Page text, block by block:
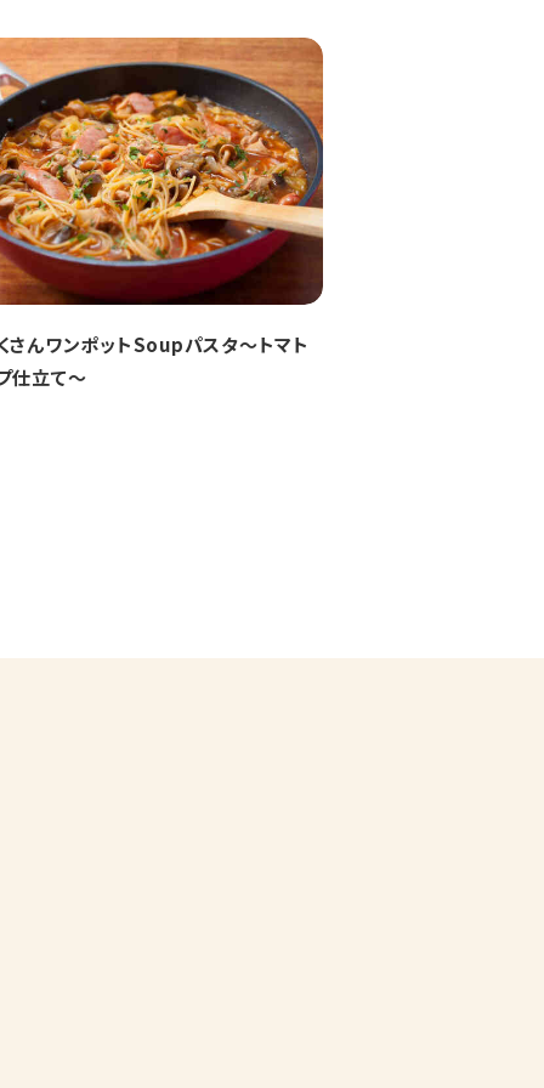
さんワンポットSoupパスタ～トマト
仕立て～